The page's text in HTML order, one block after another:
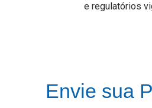
e regulatórios
Envie sua